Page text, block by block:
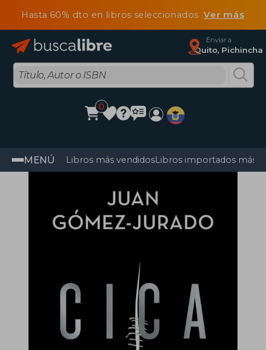
Hasta 60% dto en libros seleccionadosVer más
Enviar a
Quito, Pichincha
0
MENÚ Libros más vendidosLibros importados más